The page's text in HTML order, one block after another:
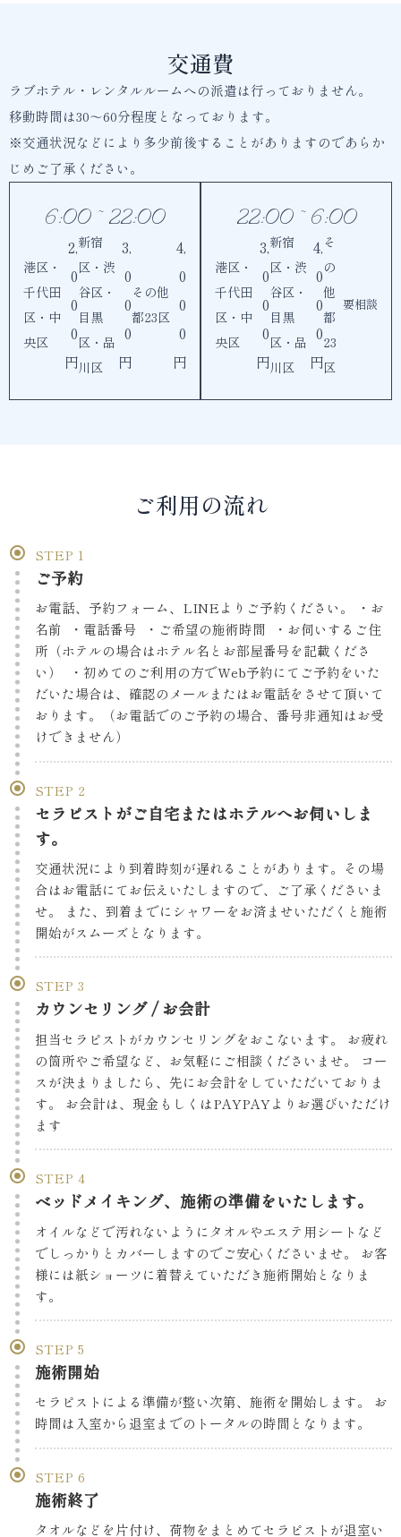
交通費
ラブホテル・レンタルルームへの派遣は行っておりません。
移動時間は30〜60分程度となっております。
※交通状況などにより多少前後することがありますのであらか
じめご了承ください。
6:00 ~ 22:00
港区・
千代田
区・中
央区
2,
0
0
0
円
新宿
区・渋
谷区・
目黒
区・品
川区
3,
0
0
0
円
その他
都23区
4,
0
0
0
円
22:00 ~ 6:00
港区・
千代田
区・中
央区
3,
0
0
0
円
新宿
区・渋
谷区・
目黒
区・品
川区
4,
0
0
0
円
そ
の
他
都
23
区
要相談
ご利用の流れ
STEP
ご予約
お電話、予約フォーム、LINEよりご予約ください。 ・お
名前 ・電話番号 ・ご希望の施術時間 ・お伺いするご住
所（ホテルの場合はホテル名とお部屋番号を記載くださ
い） ・初めてのご利用の方でWeb予約にてご予約をいた
だいた場合は、確認のメールまたはお電話をさせて頂いて
おります。（お電話でのご予約の場合、番号非通知はお受
けできません）
STEP
セラピストがご自宅またはホテルへお伺いしま
す。
交通状況により到着時刻が遅れることがあります。その場
合はお電話にてお伝えいたしますので、ご了承くださいま
せ。 また、到着までにシャワーをお済ませいただくと施術
開始がスムーズとなります。
STEP
カウンセリング / お会計
担当セラピストがカウンセリングをおこないます。 お疲れ
の箇所やご希望など、お気軽にご相談くださいませ。 コー
スが決まりましたら、先にお会計をしていただいておりま
す。 お会計は、現金もしくはPAYPAYよりお選びいただけ
ます
STEP
ベッドメイキング、施術の準備をいたします。
オイルなどで汚れないようにタオルやエステ用シートなど
でしっかりとカバーしますのでご安心くださいませ。 お客
様には紙ショーツに着替えていただき施術開始となりま
す。
STEP
施術開始
セラピストによる準備が整い次第、施術を開始します。 お
時間は入室から退室までのトータルの時間となります。
STEP
施術終了
タオルなどを片付け、荷物をまとめてセラピストが退室い